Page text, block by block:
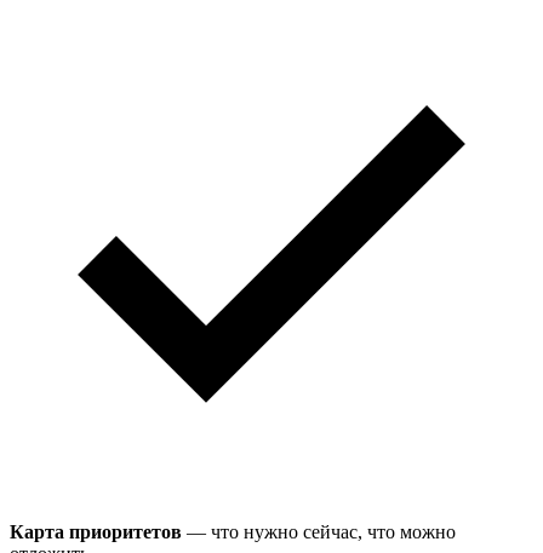
Карта приоритетов — что нужно сейчас, что можно